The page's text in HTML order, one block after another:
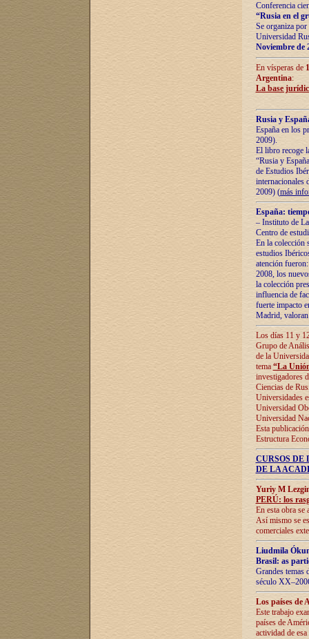
Conferencia
“Rusia en el
Se organiza
Universidad
Noviembre de
En vísperas de
Argentina:
La base
Rusia y
España en los
2009).
El libro recoge
“Rusia y
de Estudios
internacionales
2009) (más
España:
– Instituto de
Centro de
En la colección
estudios
atención
2008, los
la colección
influencia de
fuerte impacto
Madrid,
Los días 11 y
Grupo de
de la
tema “La
investigadores
Ciencias de
Universidades
Universidad
Universidad
Esta
Estructura
CURSOS
DE LA
Yuriy M
PERÚ: los
En esta obra se
Así mismo se
comerciales
Liudmila
Brasil: as
Grandes temas
século
Los países de
Este trabajo
países de
actividad de